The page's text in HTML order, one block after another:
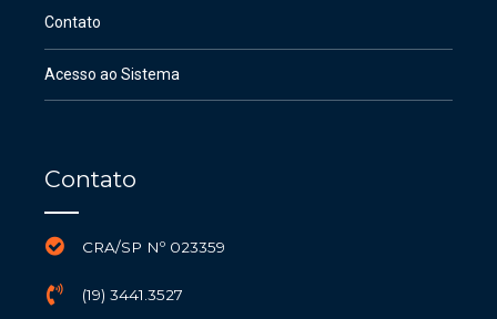
Contato
Acesso ao Sistema
Contato
CRA/SP Nº 023359
(19) 3441.3527